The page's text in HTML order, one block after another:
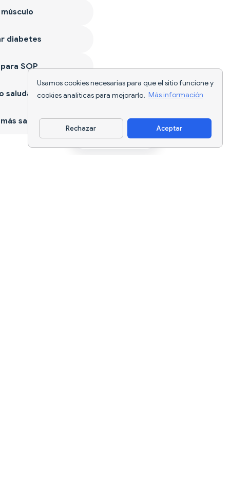
Usamos cookies necesarias para que el sitio funcione y
cookies analíticas para mejorarlo. Más información
Rechazar Aceptar
Descargar app
diabetes
SOP
saludable
sano